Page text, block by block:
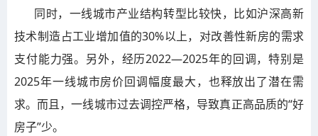
同时，一线城市产业结构转型比较快，比如沪深高新
技术制造占工业增加值的30%以上，对改善性新房的需求
支付能力强。另外，经历2022—2025年的回调，特别是
2025年一线城市房价回调幅度最大，也释放出了潜在需
求。而且，一线城市过去调控严格，导致真正高品质的“好
房子”少。